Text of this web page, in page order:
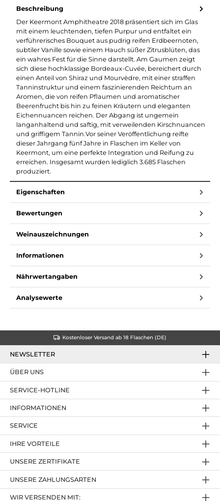
Beschreibung
Der Keermont Amphitheatre 2018 präsentiert sich im Glas
mit einem leuchtenden, tiefen Purpur und entfaltet ein
verführerisches Bouquet aus pudrig reifen Erdbeernoten,
subtiler Vanille sowie einem Hauch süßer Zitrusblüten, das
ein wahres Fest für die Sinne darstellt. Am Gaumen zeigt
sich diese hochklassige Bordeaux-Cuvée, bereichert durch
einen Anteil von Shiraz und Mourvèdre, mit einer straffen
Tanninstruktur und einem faszinierenden Reichtum an
Aromen, die von reifen Pflaumen und aromatischer
Beerenfrucht bis hin zu feinen Kräutern und eleganten
Eichennuancen reichen. Der Abgang ist ungemein
langanhaltend und saftig, mit verweilenden Kirschnuancen
und griffigem Tannin.Vor seiner Veröffentlichung reifte
dieser Jahrgang fünf Jahre in Flaschen im Keller von
Keermont, um eine perfekte Integration und Reifung zu
erreichen. Insgesamt wurden lediglich 3.685 Flaschen
produziert.
Eigenschaften
Bewertungen
Weinauszeichnungen
Informationen
Nährwertangaben
Analysewerte
Kostenloser Versand ab 18 Flaschen (DE)
NEWSLETTER
SERVICE-HOTLINE
IHRE VORTEILE
UNSERE ZAHLUNGSARTEN
ÜBER UNS
UNSERE ZERTIFIKATE
INFORMATIONEN
SERVICE
WIR VERSENDEN MIT: